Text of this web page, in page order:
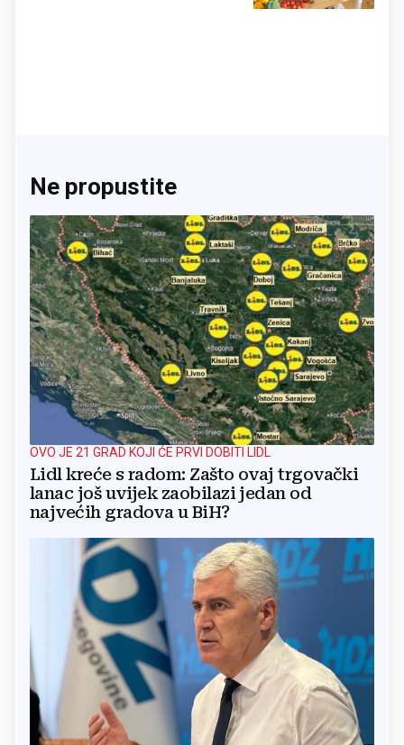
Ne propustite
OVO JE 21 GRAD KOJI ĆE PRVI DOBITI LIDL
Lidl kreće s radom: Zašto ovaj trgovački
lanac još uvijek zaobilazi jedan od
najvećih gradova u BiH?